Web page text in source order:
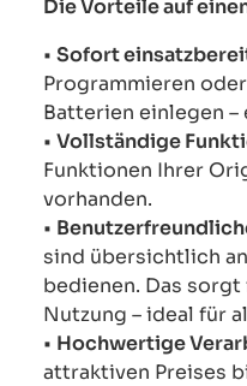
Die Vorteile auf
• Sofort
Programmieren
Batterien einlegen
• Vollständige
Funktionen Ihrer
vorhanden.
•
sind übersichtlich
bedienen. Das
Nutzung – ideal für
• Hochwertige
attraktiven Preises